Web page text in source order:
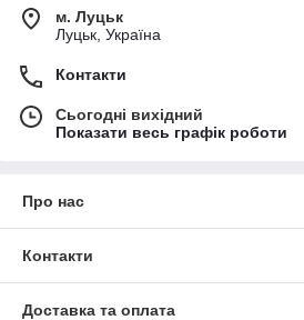
м. Луцьк
Луцьк, Україна
Контакти
Сьогодні вихідний
Показати весь графік роботи
Про нас
Контакти
Доставка та оплата